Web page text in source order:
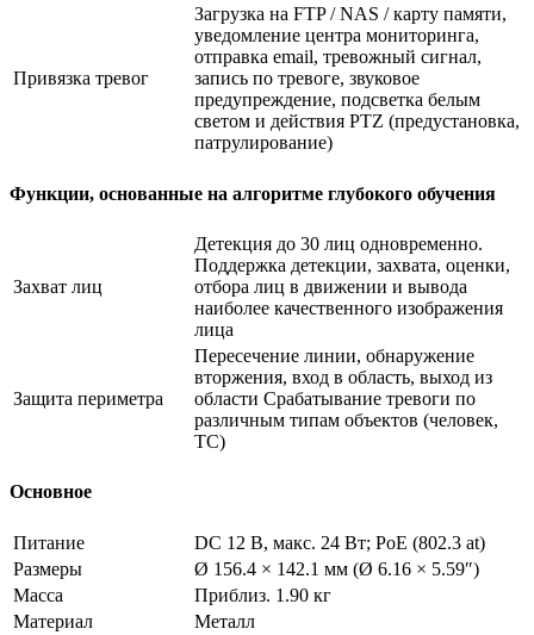
Привязка тревог
Загрузка на FTP / NAS / карту памяти,
уведомление центра мониторинга,
отправка email, тревожный сигнал,
запись по тревоге, звуковое
предупреждение, подсветка белым
светом и действия PTZ (предустановка,
патрулирование)
Функции, основанные на алгоритме глубокого обучения
Захват лиц
Детекция до 30 лиц одновременно.
Поддержка детекции, захвата, оценки,
отбора лиц в движении и вывода
наиболее качественного изображения
лица
Защита периметра
Пересечение линии, обнаружение
вторжения, вход в область, выход из
области Срабатывание тревоги по
различным типам объектов (человек,
ТС)
Основное
Питание
DC 12 В, макс. 24 Вт; PoE (802.3 at)
Размеры
Ø 156.4 × 142.1 мм (Ø 6.16 × 5.59″)
Масса
Приблиз. 1.90 кг
Материал
Металл